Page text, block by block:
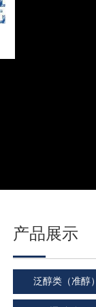
产品展示
泛醇类（准醇）